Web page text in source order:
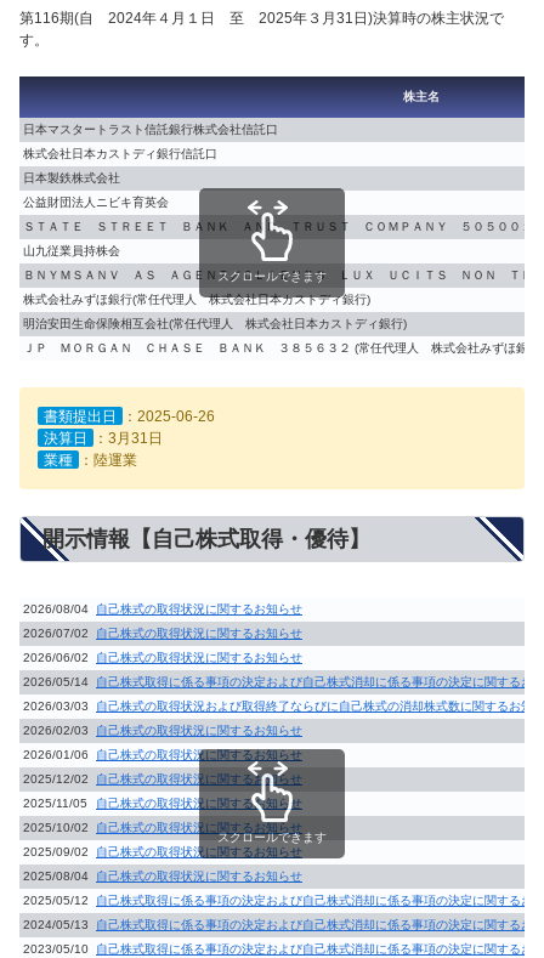
第116期(自 2024年４月１日 至 2025年３月31日)決算時の株主状況で
す。
株主名
日本マスタートラスト信託銀行株式会社信託口
株式会社日本カストディ銀行信託口
日本製鉄株式会社
公益財団法人ニビキ育英会
ＳＴＡＴＥ ＳＴＲＥＥＴ ＢＡＮＫ ＡＮＤ ＴＲＵＳＴ ＣＯＭＰＡＮＹ ５０５００１(
山九従業員持株会
ＢＮＹＭＳＡＮＶ ＡＳ ＡＧＥＮＴ／ＣＬＩＥＮＴＳ ＬＵＸ ＵＣＩＴＳ ＮＯＮ ＴＲ
株式会社みずほ銀行(常任代理人 株式会社日本カストディ銀行)
明治安田生命保険相互会社(常任代理人 株式会社日本カストディ銀行)
ＪＰ ＭＯＲＧＡＮ ＣＨＡＳＥ ＢＡＮＫ ３８５６３２ (常任代理人 株式会社みずほ銀行
スクロールできます
書類提出日
：2025-06-26
決算日
：3月31日
業種
：陸運業
開示情報【自己株式取得・優待】
2026/08/04
自己株式の取得状況に関するお知らせ
2026/07/02
自己株式の取得状況に関するお知らせ
2026/06/02
自己株式の取得状況に関するお知らせ
2026/05/14
自己株式取得に係る事項の決定および自己株式消却に係る事項の決定に関するお
2026/03/03
自己株式の取得状況および取得終了ならびに自己株式の消却株式数に関するお知
2026/02/03
自己株式の取得状況に関するお知らせ
2026/01/06
自己株式の取得状況に関するお知らせ
2025/12/02
自己株式の取得状況に関するお知らせ
2025/11/05
自己株式の取得状況に関するお知らせ
2025/10/02
自己株式の取得状況に関するお知らせ
2025/09/02
自己株式の取得状況に関するお知らせ
2025/08/04
自己株式の取得状況に関するお知らせ
2025/05/12
自己株式取得に係る事項の決定および自己株式消却に係る事項の決定に関するお
2024/05/13
自己株式取得に係る事項の決定および自己株式消却に係る事項の決定に関するお
2023/05/10
自己株式取得に係る事項の決定および自己株式消却に係る事項の決定に関するお
スクロールできます